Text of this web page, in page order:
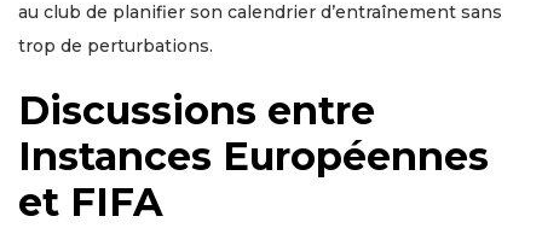
au club de planifier son calendrier d’entraînement sans
trop de perturbations.
Discussions entre
Instances Européennes
et FIFA